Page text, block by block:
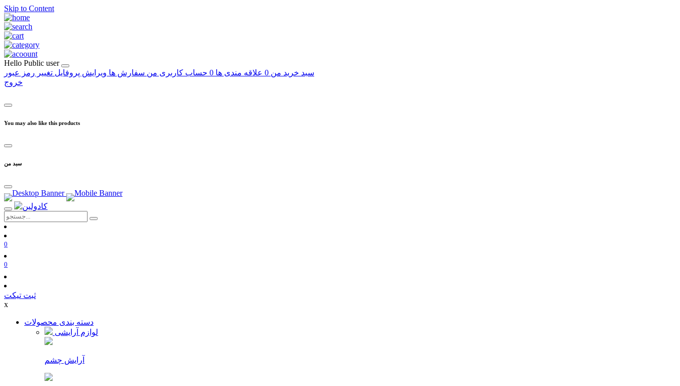
Skip to Content
Hello Public user
سبد خرید من 0 علاقه مندی ها 0 حساب کاربری من سفارش ها ویرایش پروفایل تغییر رمز عبور
خروج
You may also like this products
سبد من
0
0
ثبت تیکت
x
دسته بندی محصولات
لوازم آرایشی
آرایش چشم